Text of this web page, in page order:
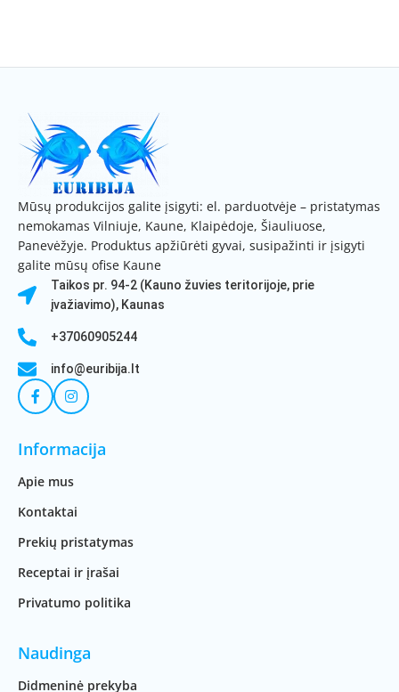
Mūsų produkcijos galite įsigyti: el. parduotvėje – pristatymas
nemokamas Vilniuje, Kaune, Klaipėdoje, Šiauliuose,
Panevėžyje. Produktus apžiūrėti gyvai, susipažinti ir įsigyti
galite mūsų ofise Kaune
Taikos pr. 94-2 (Kauno žuvies teritorijoje, prie
įvažiavimo), Kaunas
+37060905244
info@euribija.lt
Informacija
Apie mus
Kontaktai
Prekių pristatymas
Receptai ir įrašai
Privatumo politika
Naudinga
Didmeninė prekyba